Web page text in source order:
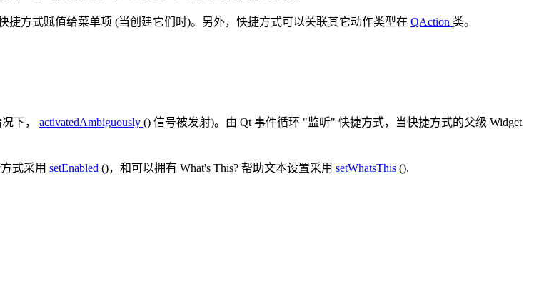
捷方式赋值给菜单项 (当创建它们时)。另外，快捷方式可以关联其它动作类型在 QAction 类。
下， activatedAmbiguously () 信号被发射)。由 Qt 事件循环 "监听" 快捷方式，当快捷方式的父级 Widget
式采用 setEnabled ()，和可以拥有 What's This? 帮助文本设置采用 setWhatsThis ().